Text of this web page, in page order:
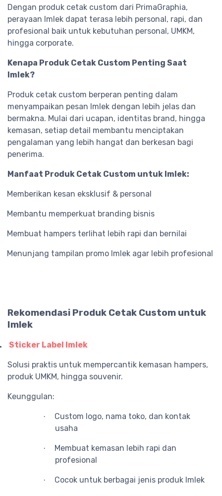
Dengan produk cetak custom dari PrimaGraphia,
perayaan Imlek dapat terasa lebih personal, rapi, dan
profesional baik untuk kebutuhan personal, UMKM,
hingga corporate.
Kenapa Produk Cetak Custom Penting Saat
Imlek?
Produk cetak custom berperan penting dalam
menyampaikan pesan Imlek dengan lebih jelas dan
bermakna. Mulai dari ucapan, identitas brand, hingga
kemasan, setiap detail membantu menciptakan
pengalaman yang lebih hangat dan berkesan bagi
penerima.
Manfaat Produk Cetak Custom untuk Imlek:
Memberikan kesan eksklusif & personal
Membantu memperkuat branding bisnis
Membuat hampers terlihat lebih rapi dan bernilai
Menunjang tampilan promo Imlek agar lebih profesional
Rekomendasi Produk Cetak Custom untuk
Imlek
Sticker Label Imlek
Solusi praktis untuk mempercantik kemasan hampers,
produk UMKM, hingga souvenir.
Keunggulan:
·
Custom logo, nama toko, dan kontak
usaha
·
Membuat kemasan lebih rapi dan
profesional
· Cocok untuk berbagai jenis produk Imlek